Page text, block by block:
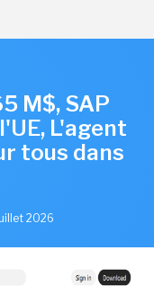
M$, SAP
L'agent
tous dans
2026